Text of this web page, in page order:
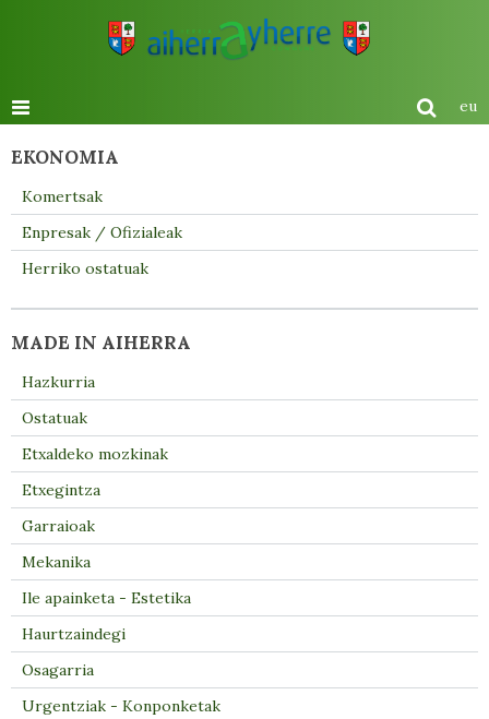
eu
EKONOMIA
Komertsak
Enpresak / Ofizialeak
Herriko ostatuak
MADE IN AIHERRA
Hazkurria
Ostatuak
Etxaldeko mozkinak
Etxegintza
Garraioak
Mekanika
Ile apainketa - Estetika
Haurtzaindegi
Osagarria
Urgentziak - Konponketak